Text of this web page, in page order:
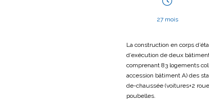
27 mois
La construction en corps
d’exécution de deux
comprenant 83 logements
accession bâtiment A) des
de-chaussée (voitures+2
poubelles.